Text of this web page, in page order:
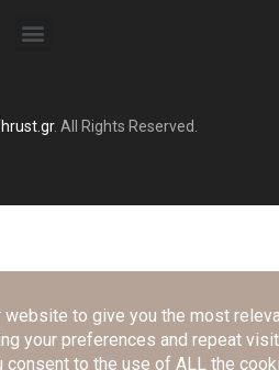
. All Rights Reserved.